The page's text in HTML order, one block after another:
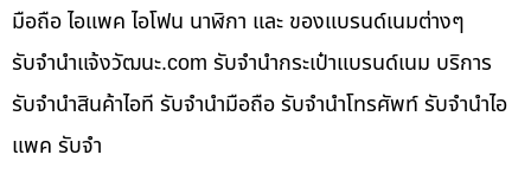
มือถือ ไอแพค ไอโฟน นาฬิกา และ ของแบรนด์เนมต่างๆ
รับจํานําแจ้งวัฒนะ.com รับจำนำกระเป๋าแบรนด์เนม บริการ
รับจำนำสินค้าไอที รับจำนำมือถือ รับจำนำโทรศัพท์ รับจำนำไอ
แพค รับจำ